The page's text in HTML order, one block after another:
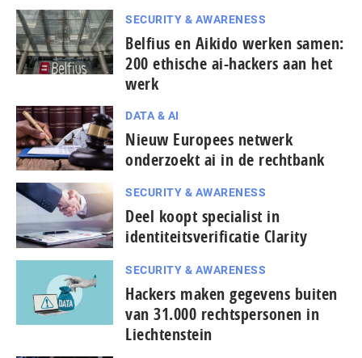
SECURITY & AWARENESS
Belfius en Aikido werken samen:
200 ethische ai-hackers aan het
werk
DATA & AI
Nieuw Europees netwerk
onderzoekt ai in de rechtbank
SECURITY & AWARENESS
Deel koopt specialist in
identiteitsverificatie Clarity
SECURITY & AWARENESS
Hackers maken gegevens buiten
van 31.000 rechtspersonen in
Liechtenstein